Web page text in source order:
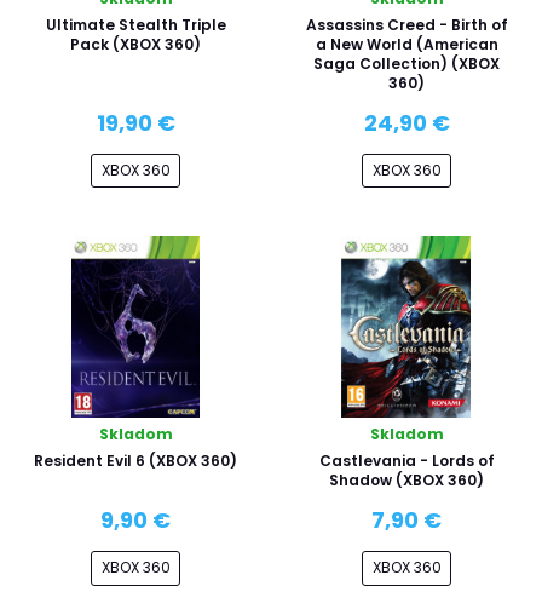
Ultimate Stealth Triple
Pack (XBOX 360)
19,90 €
XBOX 360
Assassins Creed - Birth of
a New World (American
Saga Collection) (XBOX
360)
24,90 €
XBOX 360
Skladom
Resident Evil 6 (XBOX 360)
9,90 €
XBOX 360
Skladom
Castlevania - Lords of
Shadow (XBOX 360)
7,90 €
XBOX 360